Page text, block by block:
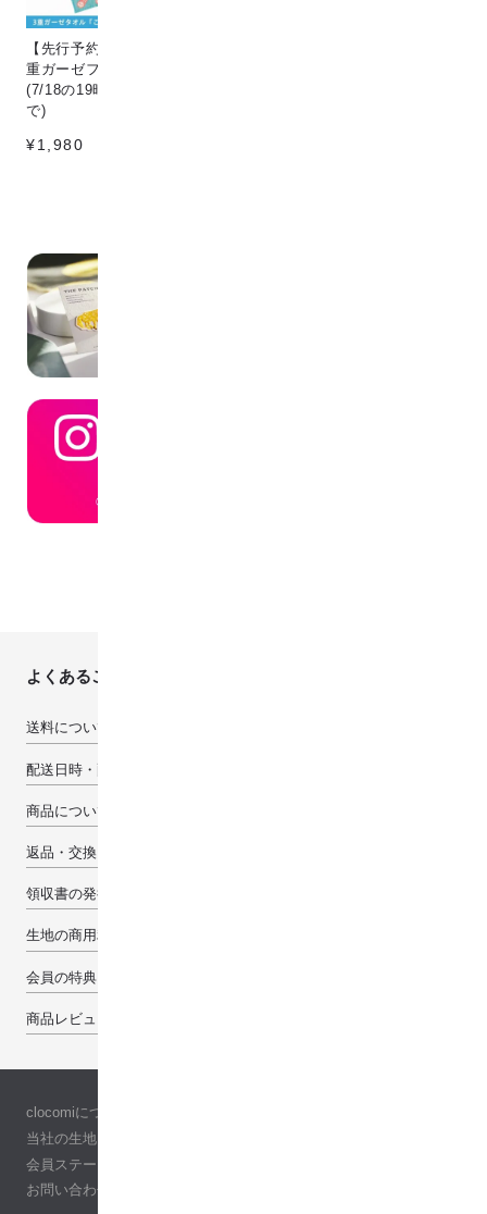
【先行予約販売】[こなゆき] 3
重ガーゼフェイスタオル dino
(7/18の19時〜7/25の12時ま
で)
¥1,980
よくあるご質問
送料について
配送日時・配送先について
商品について
返品・交換・キャンセルについて
領収書の発行について
生地の商用利用について
会員の特典
商品レビューで100pt
clocomiについて
当社の生地について
会員ステージ
お問い合わせ